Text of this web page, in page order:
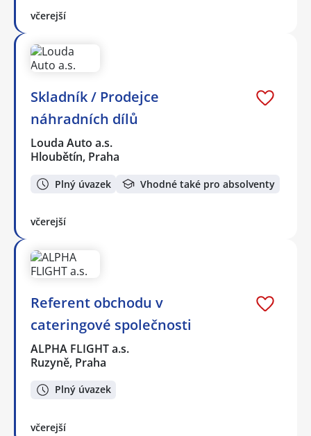
včerejší
Skladník / Prodejce
náhradních dílů
Louda Auto a.s.
Hloubětín, Praha
Plný úvazek Vhodné také pro absolventy
včerejší
Referent obchodu v
cateringové společnosti
ALPHA FLIGHT a.s.
Ruzyně, Praha
Plný úvazek
včerejší